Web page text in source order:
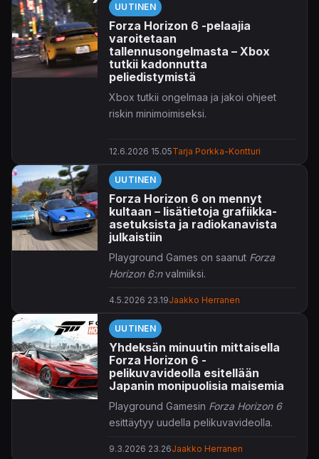
UUTINEN
Forza Horizon 6 -pelaajia
varoitetaan
tallennusongelmasta – Xbox
tutkii kadonnutta
peliedistymistä
Xbox tutkii ongelmaa ja jakoi ohjeet
riskin minimoimiseksi.
12.6.2026 15.05Tarja Porkka-Kontturi
UUTINEN
Forza Horizon 6 on mennyt
kultaan – lisätietoja grafiikka-
asetuksista ja radiokanavista
julkaistiin
Playground Games on saanut Forza
Horizon 6:nvalmiiksi.
Kehittäjä kertoo tällä kertaa Japaniin
sijoittuvan avoimen maailman kaahailun
menneen kultaan. Viivästyksiä ei siis
mitä ilmeisimmin ole luvassa, ja peliä
valmistellaankin nyt niin digitaalisille
kauppapaikoille kuin fyysisille
pelilevykkeillekin – myös
ennakkolatausmahdollisuus on nyt
olemassa sekä Xbox Series X|S:llä että
PC:llä. Tallennustilaa on hyvä varailla
4.5.2026 23.19Jaakko Herranen
UUTINEN
Yhdeksän minuutin mittaisella
Forza Horizon 6 -
pelikuvavideolla esitellään
Japanin monipuolisia maisemia
Playground Gamesin Forza Horizon 6
esittäytyy uudella pelikuvavideolla.
Nousevan auringon maahan kurvaileva
9.3.2026 23.26Jaakko Herranen